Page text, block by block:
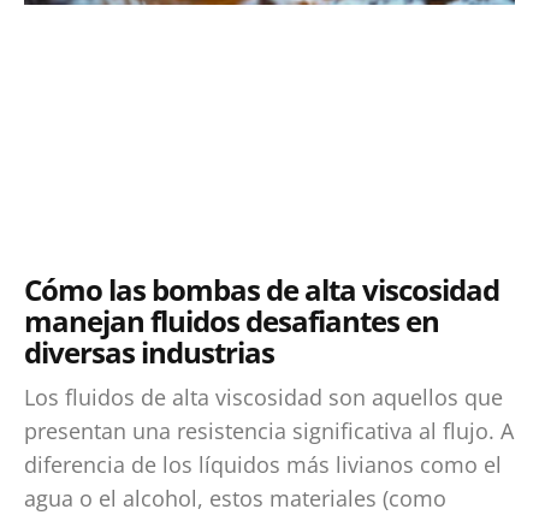
Cómo las bombas de alta viscosidad
manejan fluidos desafiantes en
diversas industrias
Los fluidos de alta viscosidad son aquellos que
presentan una resistencia significativa al flujo. A
diferencia de los líquidos más livianos como el
agua o el alcohol, estos materiales (como